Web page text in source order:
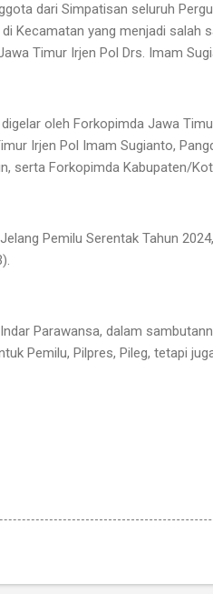
dari Simpatisan seluruh
Kecamatan yang menjadi salah
Timur Irjen Pol Drs. Imam
oleh Forkopimda Jawa
Irjen Pol Imam Sugianto,
serta Forkopimda Kabupaten/
Pemilu Serentak Tahun
Parawansa, dalam
Pemilu, Pilpres, Pileg, tetapi